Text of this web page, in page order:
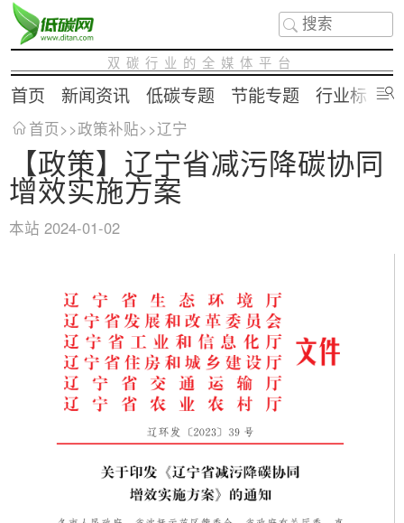
双碳行业的全媒体平台
首页 新闻资讯 低碳专题 节能专题 行业标准
首页>>政策补贴>>辽宁
【政策】辽宁省减污降碳协同
增效实施方案
本站 2024-01-02